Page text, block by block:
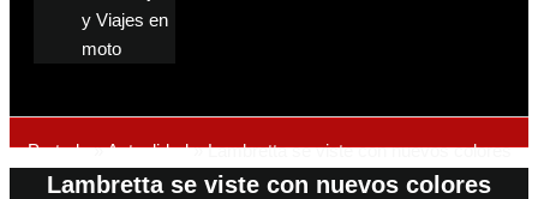
y Viajes en
moto
Portada»Actualidad»Lambretta se viste con nuevos colores
Lambretta se viste con nuevos colores